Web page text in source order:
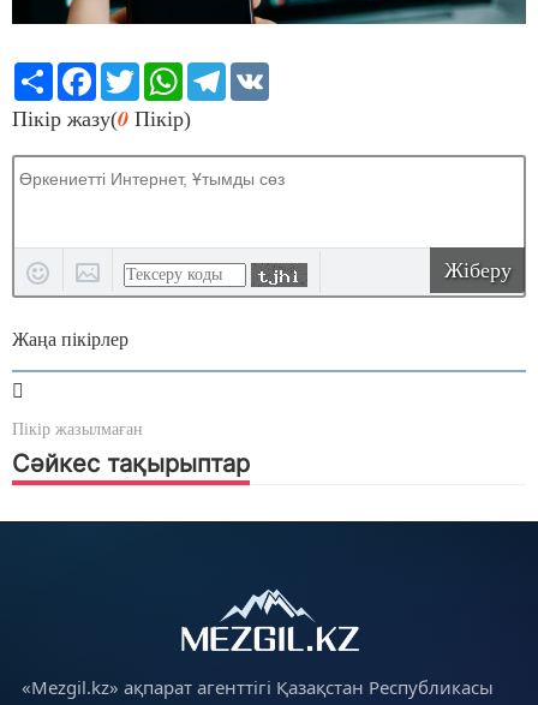
Share Facebook
TwitterWhatsApp
Telegram
Пікір жазу(0 Пікір)
Жіберу
Жаңа пікірлер
Пікір жазылмаған
Сәйкес тақырыптар
«Mezgil.kz» ақпарат агенттігі Қазақстан Республикасы